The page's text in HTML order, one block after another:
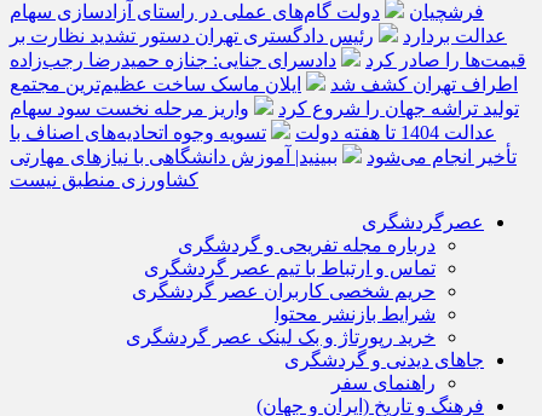
فرشچیان
دولت گام‌های عملی در راستای آزادسازی سهام
عدالت بردارد
رئیس دادگستری تهران دستور تشدید نظارت بر
قیمت‌ها را صادر کرد
دادسرای جنایی: جنازه حمیدرضا رجب‌زاده
اطراف تهران کشف شد
ایلان ماسک ساخت عظیم‌ترین مجتمع
تولید تراشه جهان را شروع کرد
واریز مرحله نخست سود سهام
عدالت 1404 تا هفته دولت
تسویه وجوه اتحادیه‌های اصناف با
تأخیر انجام می‌شود
ببینید| آموزش دانشگاهی با نیازهای مهارتی
کشاورزی منطبق نیست
عصرگردشگری
درباره مجله تفریحی و گردشگری
تماس و ارتباط با تیم عصر گردشگری
حریم شخصی کاربران عصر گردشگری
شرایط بازنشر محتوا
خرید رپورتاژ و بک لینک عصر گردشگری
جاهای دیدنی و گردشگری
راهنمای سفر
فرهنگ و تاریخ (ایران و جهان)